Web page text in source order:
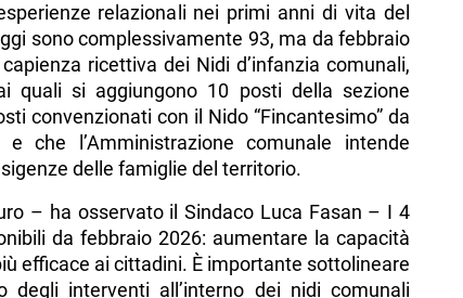
relazionali nei primi anni di vita del
sono complessivamente 93, ma da febbraio
ricettiva dei Nidi d’infanzia comunali,
si aggiungono 10 posti della sezione
convenzionati con il Nido “Fincantesimo” da
che l’Amministrazione comunale intende
delle famiglie del territorio.
– ha osservato il Sindaco Luca Fasan – I 4
da febbraio 2026: aumentare la capacità
efficace ai cittadini. È importante sottolineare
interventi all’interno dei nidi comunali